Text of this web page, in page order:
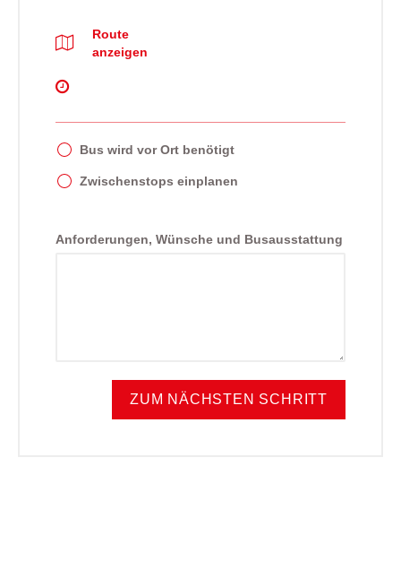
Route
anzeigen
Bus wird vor Ort benötigt
Zwischenstops einplanen
Anforderungen, Wünsche und Busausstattung
ZUM NÄCHSTEN SCHRITT